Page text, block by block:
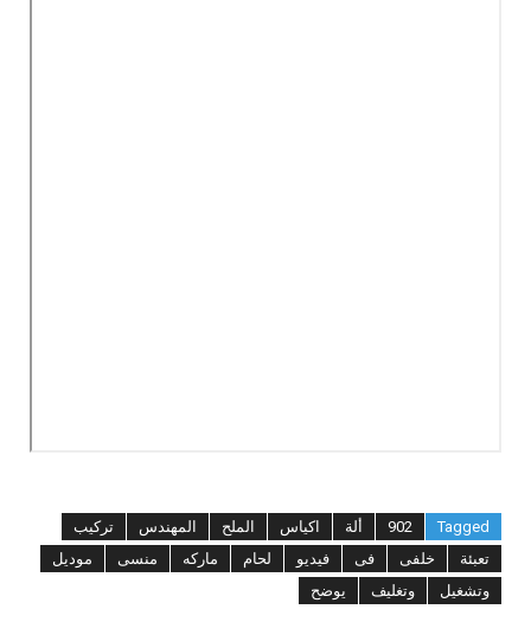
Tagged
902 ألة اكياس الملح المهندس
تركيب
تعبئة
خلفى فى فيديو لحام ماركه منسى
موديل
وتشغيل
وتغليف يوضح